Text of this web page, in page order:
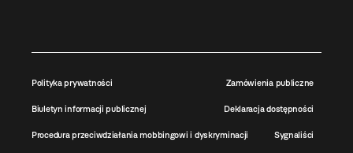
Polityka prywatności Zamówienia publiczne
Biuletyn informacji publicznej Deklaracja dostępności
Procedura przeciwdziałania mobbingowi i dyskryminacji Sygnaliści